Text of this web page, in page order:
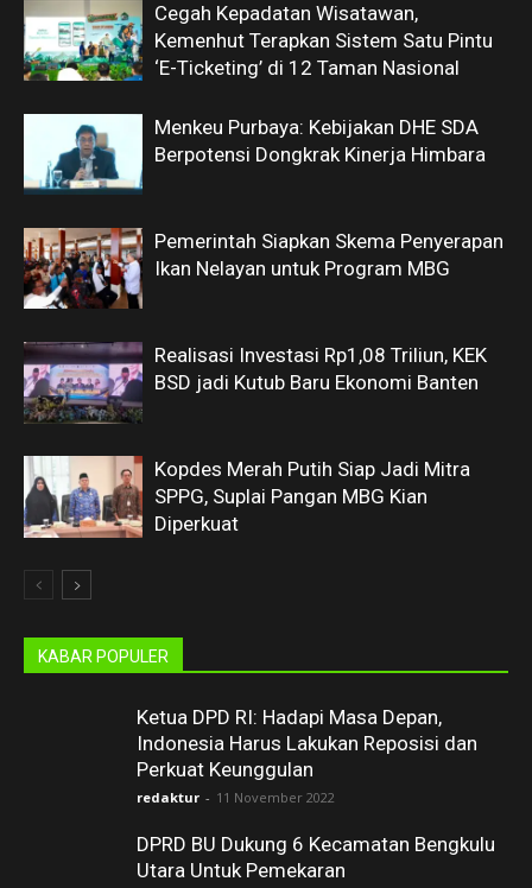
Cegah Kepadatan Wisatawan,
Kemenhut Terapkan Sistem Satu Pintu
‘E-Ticketing’ di 12 Taman Nasional
Menkeu Purbaya: Kebijakan DHE SDA
Berpotensi Dongkrak Kinerja Himbara
Pemerintah Siapkan Skema Penyerapan
Ikan Nelayan untuk Program MBG
Realisasi Investasi Rp1,08 Triliun, KEK
BSD jadi Kutub Baru Ekonomi Banten
Kopdes Merah Putih Siap Jadi Mitra
SPPG, Suplai Pangan MBG Kian
Diperkuat
KABAR POPULER
Ketua DPD RI: Hadapi Masa Depan,
Indonesia Harus Lakukan Reposisi dan
Perkuat Keunggulan
redaktur - 11 November 2022
DPRD BU Dukung 6 Kecamatan Bengkulu
Utara Untuk Pemekaran